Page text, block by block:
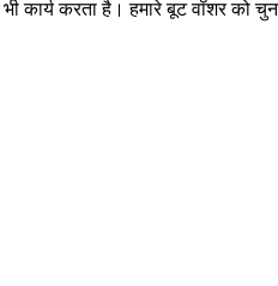
कार्य करता है। हमारे बूट वॉशर को